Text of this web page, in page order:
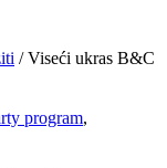
/ Viseći ukras B&C
program,